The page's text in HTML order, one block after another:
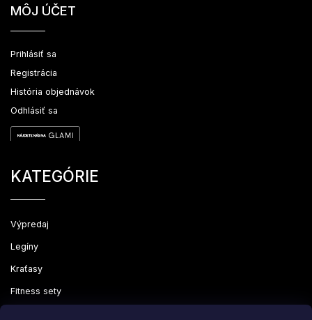
MÔJ ÚČET
Prihlásiť sa
Registrácia
História objednávok
Odhlásiť sa
KATEGÓRIE
Výpredaj
Legíny
Kraťasy
Fitness sety